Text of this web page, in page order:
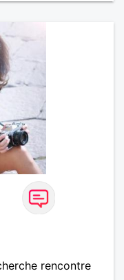
rencontre